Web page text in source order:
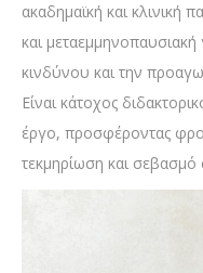
ακαδημαϊκή και κλινική
και
κινδύνου και την
Είναι κάτοχος
έργο, προσφέροντας
τεκμηρίωση και σεβασμό